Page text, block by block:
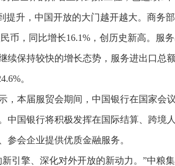
提升，中国开放的大门越开越大。商务
币，同比增长16.1%，创历史新高。服
续保持较快的增长态势，服务进出口总
。
，本届服贸会期间，中国银行在国家会
中国银行将积极发挥在国际结算、跨境
参会企业提供优质金融服务。
引擎、深化对外开放的新动力。”中粮